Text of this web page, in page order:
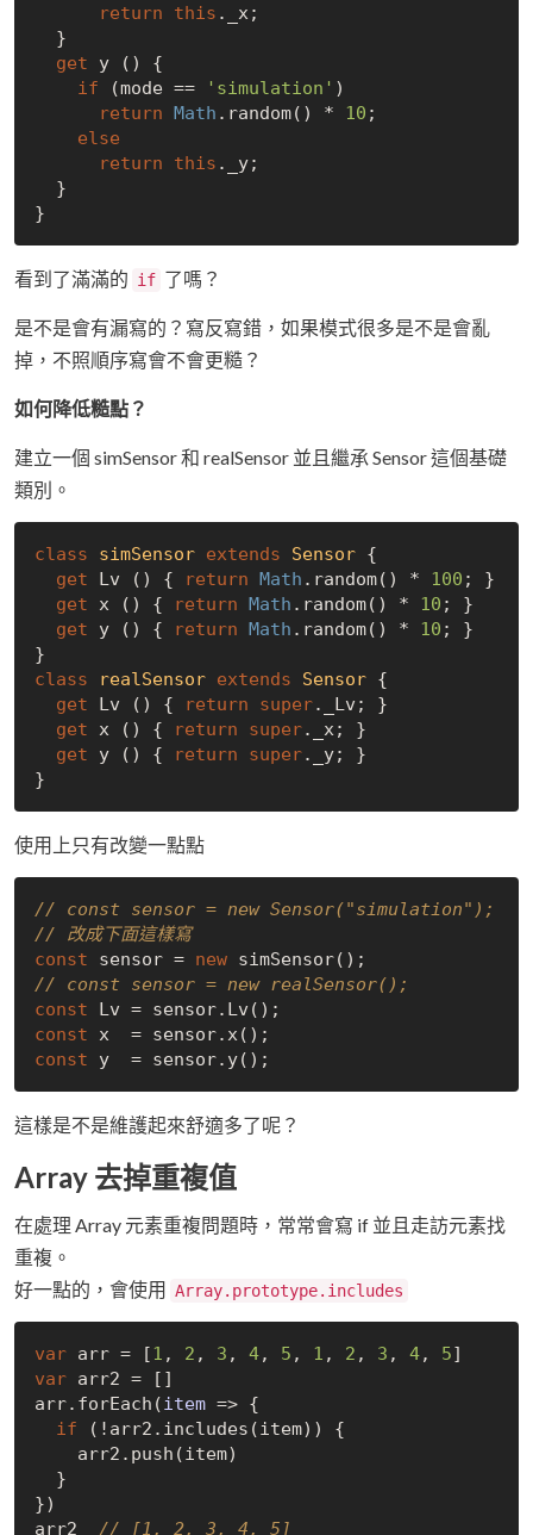
return
this ._x;
get y () {
if (mode == 'simulation' )
return Math .random() * 10 ;
else
return
this ._y;
看到了滿滿的 if 了嗎？
是不是會有漏寫的？寫反寫錯，如果模式很多是不是會亂
掉，不照順序寫會不會更糙？
如何降低糙點？
建立一個 simSensor 和 realSensor 並且繼承 Sensor 這個基礎
類別。
class simSensor extends Sensor {
get Lv () { return Math .random() * 100 ; }
get x () { return Math .random() * 10 ; }
get y () { return Math .random() * 10 ; }
class
realSensor extends Sensor {
get Lv () { return super._Lv; }
get x () { return super._x; }
get y () { return super._y; }
使用上只有改變一點點
// const sensor = new Sensor("simulation");
// 改成下面這樣寫
const sensor = new
// const sensor = new realSensor();
const
const
const
這樣是不是維護起來舒適多了呢？
Array 去掉重複值
在處理 Array 元素重複問題時，常常會寫 if 並且走訪元素找
重複。
好一點的，會使用
Array.prototype.includes
var arr = [1 , 2 , 3 , 4, 5 , 1 , 2 , 3 , 4, 5
var arr2 = []
arr.forEach(item => {
if (!arr2.includes(item)) {
})
arr2 // [1, 2, 3, 4, 5]